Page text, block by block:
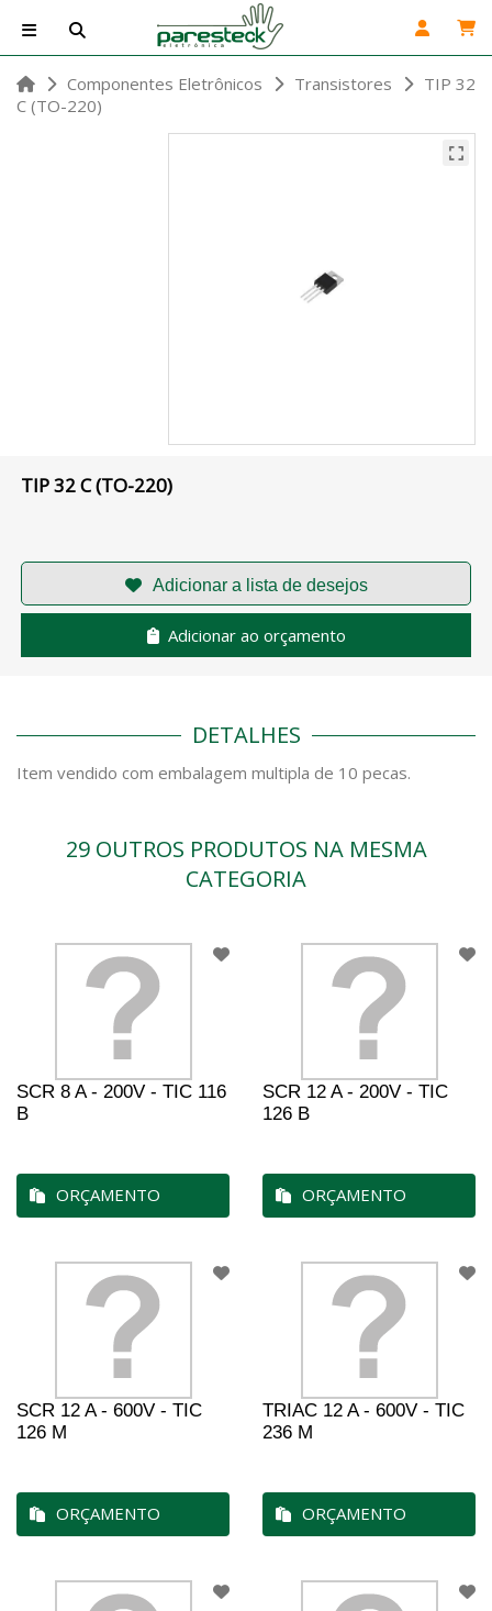
Componentes Eletrônicos Transistores
TIP 32
C (TO-220)
TIP 32 C (TO-220)
Adicionar ao orçamento
DETALHES
Item vendido com embalagem multipla de 10 pecas.
29 OUTROS PRODUTOS NA MESMA
CATEGORIA
SCR 8 A - 200V - TIC 116
B
ORÇAMENTO
SCR 12 A - 200V - TIC
126 B
ORÇAMENTO
SCR 12 A - 600V - TIC
126 M
ORÇAMENTO
TRIAC 12 A - 600V - TIC
236 M
ORÇAMENTO